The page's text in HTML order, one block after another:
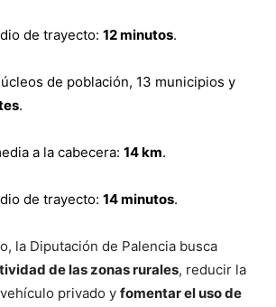
de trayecto: 12 minutos.
de población, 13 municipios y
.
a la cabecera: 14 km.
de trayecto: 14 minutos.
la Diputación de Palencia busca
de las zonas rurales, reducir la
privado y fomentar el uso de